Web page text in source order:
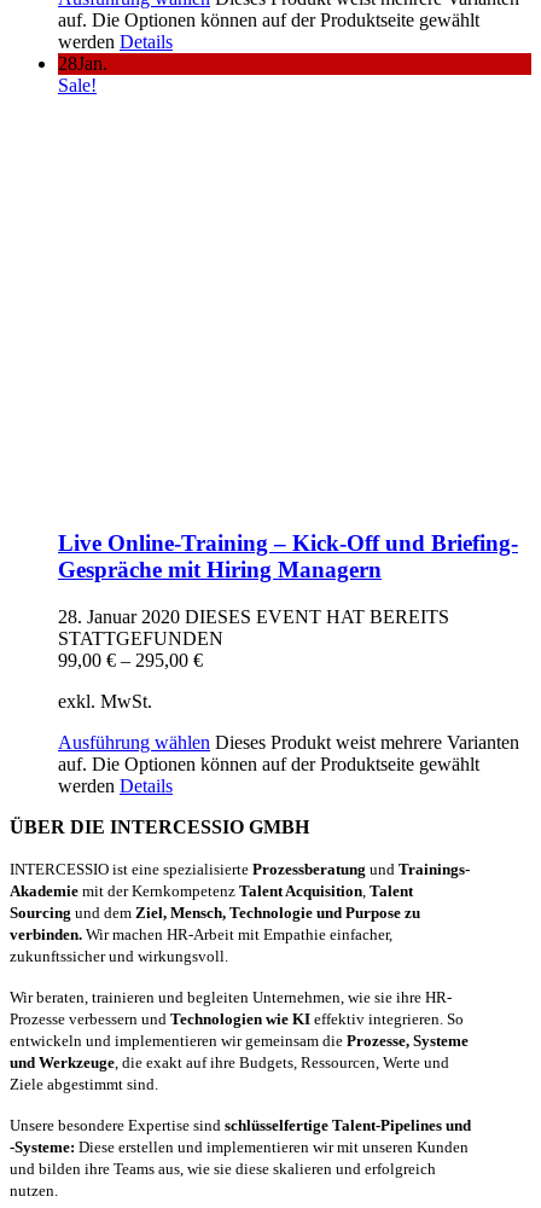
auf. Die Optionen können auf der Produktseite gewählt
werden Details
28Jan.
Sale!
Live Online-Training – Kick-Off und Briefing-
Gespräche mit Hiring Managern
28. Januar 2020 DIESES EVENT HAT BEREITS
STATTGEFUNDEN
99,00 € – 295,00 €
exkl. MwSt.
Ausführung wählen Dieses Produkt weist mehrere Varianten
auf. Die Optionen können auf der Produktseite gewählt
werden Details
ÜBER DIE INTERCESSIO GMBH
INTERCESSIO ist eine spezialisierte Prozessberatung und Trainings-
Akademie mit der Kernkompetenz Talent Acquisition Talent
Sourcing und dem Ziel, Mensch, Technologie und Purpose zu
verbinden. Wir machen HR-Arbeit mit Empathie einfacher,
zukunftssicher und wirkungsvoll.
Wir beraten, trainieren und begleiten Unternehmen, wie sie ihre HR-
Prozesse verbessern und Technologien wie KI effektiv integrieren. So
entwickeln und implementieren wir gemeinsam die Prozesse, Systeme
und Werkzeuge , die exakt auf ihre Budgets, Ressourcen, Werte und
Ziele abgestimmt sind.
Unsere besondere Expertise sind schlüsselfertige Talent-Pipelines und
-Systeme: Diese erstellen und implementieren wir mit unseren Kunden
und bilden ihre Teams aus, wie sie diese skalieren und erfolgreich
nutzen.